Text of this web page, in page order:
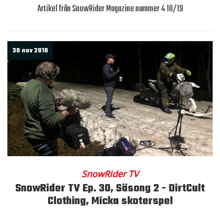
Artikel från SnowRider Magazine nummer 4 18/19
30 nov 2018
SnowRider TV
SnowRider TV Ep. 30, Säsong 2 - DirtCult
Clothing, Micka skoterspel